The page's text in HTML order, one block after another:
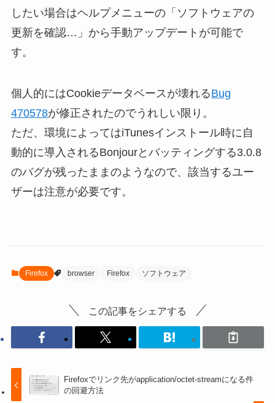
したい場合はヘルプメニューの「ソフトウェアの
更新を確認…」から手動アップデートが可能で
す。
個人的にはCookieデータベースが壊れるBug
470578が修正されたのでうれしい限り。
ただ、環境によってはiTunesインストール時に自
動的に導入されるBonjourとバッティングする3.0.8
のバグが残ったままのようなので、該当するユー
ザーは注意が必要です。
Firefox browser Firefox ソフトウェア
この記事をシェアする
Firefoxでリンク先がapplication/octet-streamになる件
の回避方法